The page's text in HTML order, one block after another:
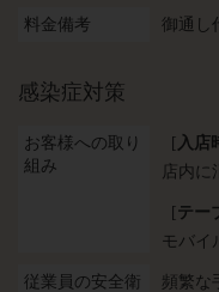
料金備考 御通し
感染症対策
お客様への取り
組み
[ 入店
店内に
[テー
モバイ
従業員の安全衛
頻繁な